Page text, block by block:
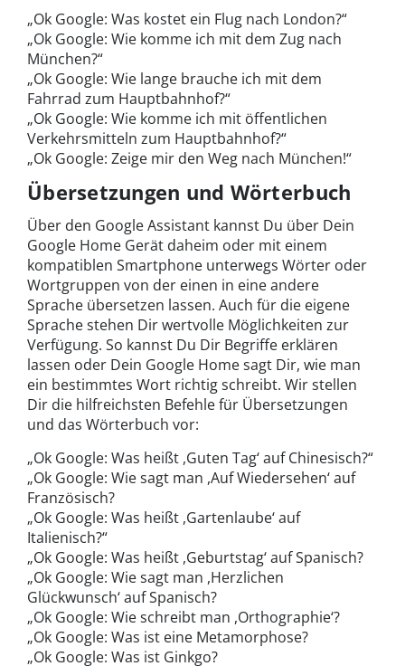
„Ok Google: Was kostet ein Flug nach London?“
„Ok Google: Wie komme ich mit dem Zug nach
München?“
„Ok Google: Wie lange brauche ich mit dem
Fahrrad zum Hauptbahnhof?“
„Ok Google: Wie komme ich mit öffentlichen
Verkehrsmitteln zum Hauptbahnhof?“
„Ok Google: Zeige mir den Weg nach München!“
Übersetzungen und Wörterbuch
Über den Google Assistant kannst Du über Dein
Google Home Gerät daheim oder mit einem
kompatiblen Smartphone unterwegs Wörter oder
Wortgruppen von der einen in eine andere
Sprache übersetzen lassen. Auch für die eigene
Sprache stehen Dir wertvolle Möglichkeiten zur
Verfügung. So kannst Du Dir Begriffe erklären
lassen oder Dein Google Home sagt Dir, wie man
ein bestimmtes Wort richtig schreibt. Wir stellen
Dir die hilfreichsten Befehle für Übersetzungen
und das Wörterbuch vor:
„Ok Google: Was heißt ,Guten Tag‘ auf Chinesisch?“
„Ok Google: Wie sagt man ,Auf Wiedersehen‘ auf
Französisch?
„Ok Google: Was heißt ,Gartenlaube‘ auf
Italienisch?“
„Ok Google: Was heißt ,Geburtstag‘ auf Spanisch?
„Ok Google: Wie sagt man ,Herzlichen
Glückwunsch‘ auf Spanisch?
„Ok Google: Wie schreibt man ,Orthographie‘?
„Ok Google: Was ist eine Metamorphose?
„Ok Google: Was ist Ginkgo?